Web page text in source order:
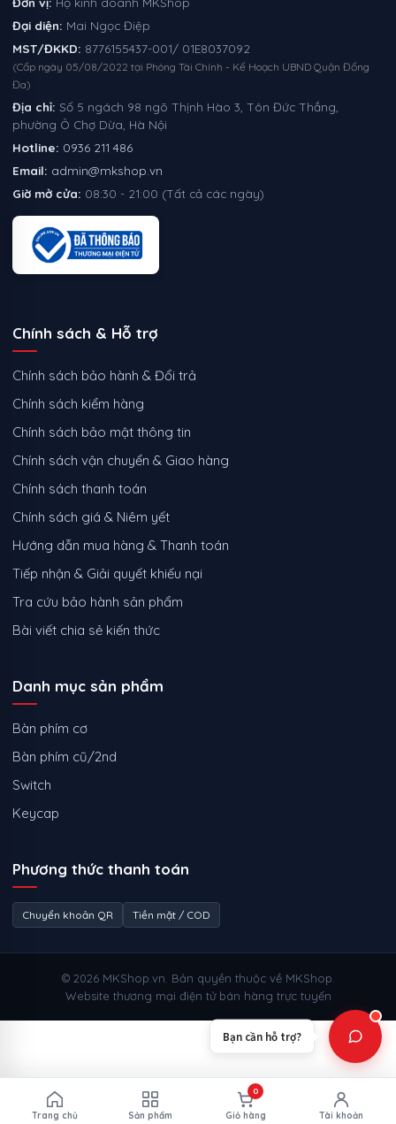
Đại diện: Mai Ngọc Điệp
MST/ĐKKD: 8776155437-001/ 01E8037092
(Cấp ngày 05/08/2022 tại Phòng Tài Chính - Kế Hoạch UBND Quận Đống
Đa)
Địa chỉ: Số 5 ngách 98 ngõ Thịnh Hào 3, Tôn Đức Thắng,
phường Ô Chợ Dừa, Hà Nội
Hotline: 0936 211 486
Email: admin@mkshop.vn
Giờ mở cửa: 08:30 - 21:00 (Tất cả các ngày)
Chính sách & Hỗ trợ
Chính sách bảo hành & Đổi trả
Chính sách kiểm hàng
Chính sách bảo mật thông tin
Chính sách vận chuyển & Giao hàng
Chính sách thanh toán
Chính sách giá & Niêm yết
Hướng dẫn mua hàng & Thanh toán
Tiếp nhận & Giải quyết khiếu nại
Tra cứu bảo hành sản phẩm
Bài viết chia sẻ kiến thức
Danh mục sản phẩm
Bàn phím cơ
Bàn phím cũ/2nd
Switch
Keycap
Phương thức thanh toán
Chuyển khoản QR Tiền mặt / COD
© 2026 MKShop.vn. Bản quyền thuộc về MKShop.
Website thương mại điện tử bán hàng trực tuyến
Trang chủ Sản phẩm
0
Giỏ hàng Tài khoản
Bạn cần hỗ trợ?